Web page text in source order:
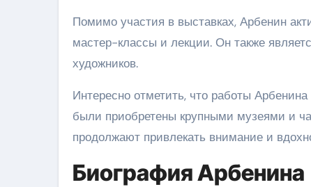
Помимо участия в выставках, Арбенин
мастер-классы и лекции. Он также
художников.
Интересно отметить, что работы
были приобретены крупными музеями и
продолжают привлекать внимание и
Биография Арбенина